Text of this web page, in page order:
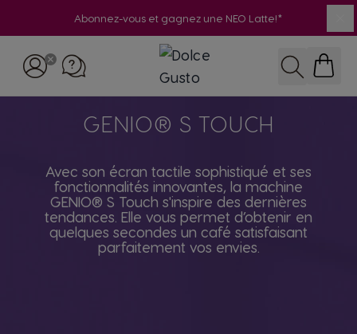
Abonnez-vous et gagnez une NEO Latte!*
GENIO® S TOUCH
Avec son écran tactile sophistiqué et ses
fonctionnalités innovantes, la machine
GENIO® S Touch s'inspire des dernières
tendances. Elle vous permet d’obtenir en
quelques secondes un café satisfaisant
parfaitement vos envies.